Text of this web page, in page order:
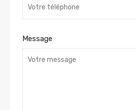
Message